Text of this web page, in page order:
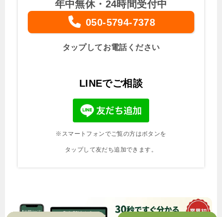
年中無休・24時間受付中
050-5794-7378
タップしてお電話ください
LINEでご相談
※スマートフォンでご覧の方はボタンを
タップして友だち追加できます。